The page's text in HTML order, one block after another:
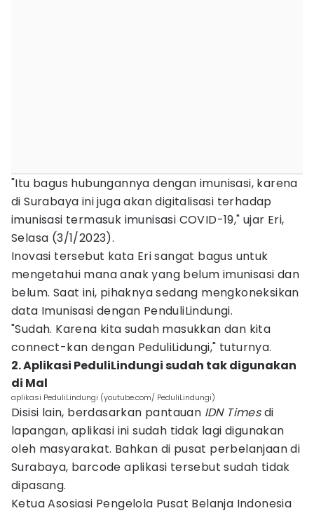
"Itu bagus hubungannya dengan imunisasi, karena
di Surabaya ini juga akan digitalisasi terhadap
imunisasi termasuk imunisasi COVID-19," ujar Eri,
Selasa (3/1/2023).
Inovasi tersebut kata Eri sangat bagus untuk
mengetahui mana anak yang belum imunisasi dan
belum. Saat ini, pihaknya sedang mengkoneksikan
data Imunisasi dengan PenduliLindungi.
"Sudah. Karena kita sudah masukkan dan kita
connect-kan dengan PeduliLidungi," tuturnya.
2. Aplikasi PeduliLindungi sudah tak digunakan
di Mal
aplikasi PeduliLindungi (youtube.com/ PeduliLindungi)
Disisi lain, berdasarkan pantauan IDN Timesdi
lapangan, aplikasi ini sudah tidak lagi digunakan
oleh masyarakat. Bahkan di pusat perbelanjaan di
Surabaya, barcode aplikasi tersebut sudah tidak
dipasang.
Ketua Asosiasi Pengelola Pusat Belanja Indonesia